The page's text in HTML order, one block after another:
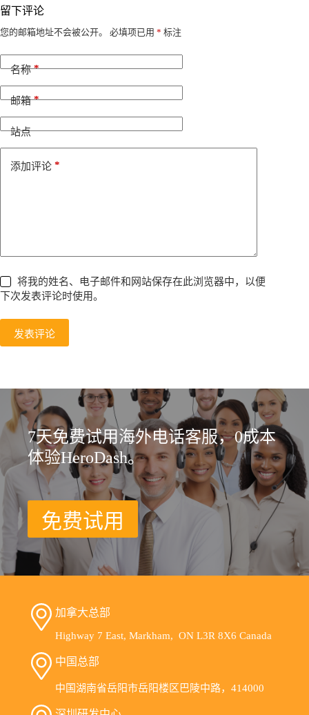
留下评论
您的邮箱地址不会被公开。 必填项已用 * 标注
名称*
邮箱*
站点
添加评论 *
将我的姓名、电子邮件和网站保存在此浏览器中，以便
下次发表评论时使用。
发表评论
A
t
e
t
i
7天免费试用海外电话客服，0成本
体验HeroDash。
免费试用
加拿大总部
Highway 7 East, Markham, ON L3R 8X6 Canada
中国总部
中国湖南省岳阳市岳阳楼区巴陵中路，414000